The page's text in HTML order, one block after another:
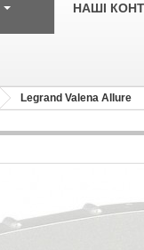
LEGRAND
НАШІ
Legrand Valena Allure